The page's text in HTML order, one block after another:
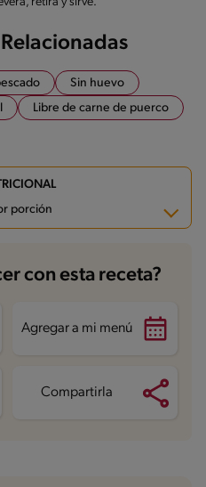
Sin huevo
Libre de carne de puerco
porción
g
con esta receta?
Agregar a mi menú
Compartirla